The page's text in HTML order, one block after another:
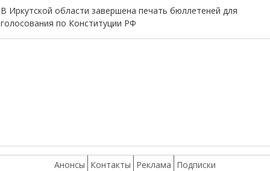
В Иркутской области завершена печать бюллетеней для
голосования по Конституции РФ
Анонсы Контакты Реклама Подписки